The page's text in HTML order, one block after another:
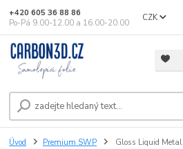
CZK
+420 605 36 88 86
Po-Pá 9.00-12.00 a 16.00-20.00
Úvod Premium SWP Gloss Liquid Metal